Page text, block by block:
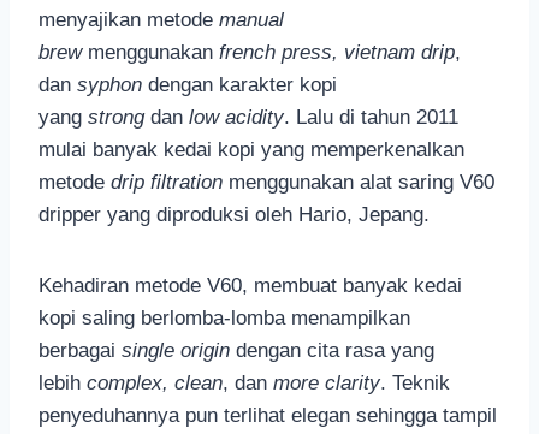
menyajikan metode manual
brewmenggunakan french press, vietnam drip,
dan syphon dengan karakter kopi
yang strong dan low acidity. Lalu di tahun 2011
mulai banyak kedai kopi yang memperkenalkan
metode drip filtration menggunakan alat saring V60
dripper yang diproduksi oleh Hario, Jepang.
Kehadiran metode V60, membuat banyak kedai
kopi saling berlomba-lomba menampilkan
berbagai single origin dengan cita rasa yang
lebih complex, clean, dan more clarity. Teknik
penyeduhannya pun terlihat elegan sehingga tampil